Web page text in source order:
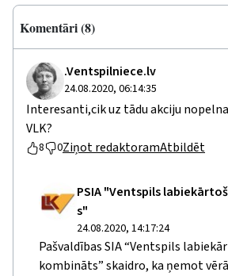
Komentāri (8)
.Ventspilniece.lv
24.08.2020, 06:14:35
Interesanti,cik uz tādu akciju nopelna
VLK?
8 0Ziņot redaktoramAtbildēt
PSIA "Ventspils
s"
24.08.2020, 14:17:24
Pašvaldības SIA “Ventspils
kombināts” skaidro, ka ņemot